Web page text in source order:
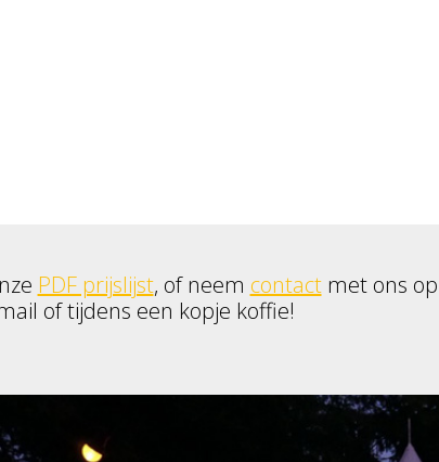
PDF prijslijst, of neem contactmet ons
of tijdens een kopje koffie!